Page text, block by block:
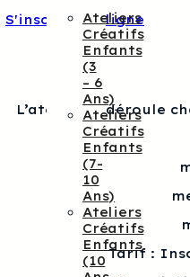
Ateliers
Créatifs
Enfants
(3
– 6
Ans)
Ateliers
Créatifs
Enfants
(7-
10
Ans)
Ateliers
Créatifs
Enfants
(10
S'inscrire en ligne
L’atelier se déroule
Tarif :